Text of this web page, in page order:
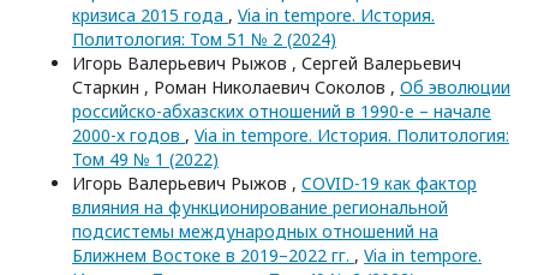
кризиса 2015 года , Via in tempore. История.
Политология: Том 51 № 2 (2024)
Игорь Валерьевич Рыжов , Сергей Валерьевич
Старкин , Роман Николаевич Соколов , Об эволюции
российско-абхазских отношений в 1990-е – начале
2000-х годов , Via in tempore. История. Политология:
Том 49 № 1 (2022)
Игорь Валерьевич Рыжов , COVID-19 как фактор
влияния на функционирование региональной
подсистемы международных отношений на
Ближнем Востоке в 2019–2022 гг. , Via in tempore.